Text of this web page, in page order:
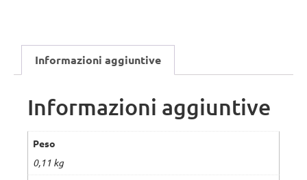
Informazioni aggiuntive
Informazioni aggiuntive
Peso
0,11 kg